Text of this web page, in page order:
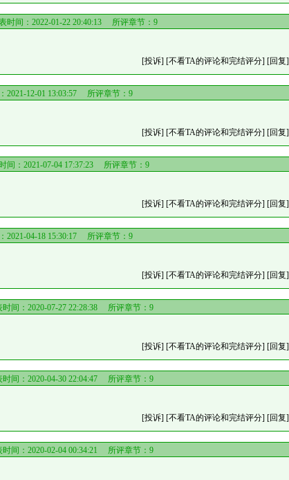
时间：2022-01-22 20:40:13 所评章节： 9
[投诉] [不看TA的评论和完结评分] [回复]
2021-12-01 13:03:57 所评章节： 9
[投诉] [不看TA的评论和完结评分] [回复]
间：2021-07-04 17:37:23 所评章节： 9
[投诉] [不看TA的评论和完结评分] [回复]
2021-04-18 15:30:17 所评章节： 9
[投诉] [不看TA的评论和完结评分] [回复]
时间：2020-07-27 22:28:38 所评章节： 9
[投诉] [不看TA的评论和完结评分] [回复]
时间：2020-04-30 22:04:47 所评章节： 9
[投诉] [不看TA的评论和完结评分] [回复]
时间：2020-02-04 00:34:21 所评章节： 9